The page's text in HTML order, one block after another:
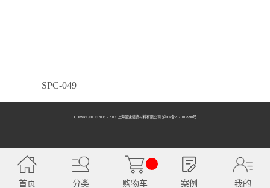
SPC-049
SPC-050
COPYRIGHT ©2005 - 2013 上海品逸装饰材料有限公司 泸ICP备2021017990号
首页 分类 购物车 案例 我的